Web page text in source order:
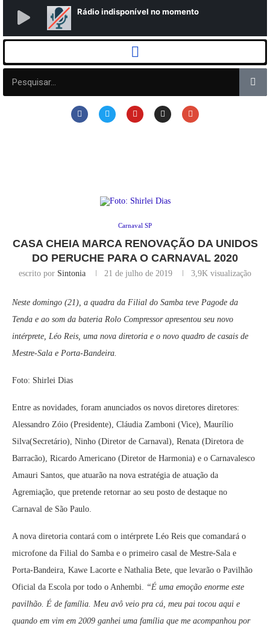
Carnaval SP
CASA CHEIA MARCA RENOVAÇÃO DA UNIDOS
DO PERUCHE PARA O CARNAVAL 2020
escrito por Sintonia 21 de julho de 2019 3,9K visualização
Neste domingo (21), a quadra da Filial do Samba teve Pagode da
Tenda e ao som da bateria Rolo Compressor apresentou seu novo
intérprete, Léo Reis, uma nova diretoria e o novo quadro de casais de
Mestre-Sala e Porta-Bandeira.
Foto: Shirlei Dias
Entre as novidades, foram anunciados os novos diretores diretores:
Alessandro Zóio (Presidente), Cláudia Zamboni (Vice), Maurílio
Silva(Secretário), Ninho (Diretor de Carnaval), Renata (Diretora de
Barracão), Ricardo Americano (Diretor de Harmonia) e o Carnavalesco
Amauri Santos, que atuarão na nova estratégia de atuação da
Agremiação, que pretende retornar ao seu posto de destaque no
Carnaval de São Paulo.
A nova diretoria contará com o intérprete Léo Reis que comandará o
microfone da Filial do Samba e o primeiro casal de Mestre-Sala e
Porta-Bandeira, Kawe Lacorte e Nathalia Bete, que levarão o Pavilhão
Oficial da Escola por todo o Anhembi. “É uma emoção enorme este
pavilhão. É de família. Meu avô veio pra cá, meu pai tocou aqui e
quando em vim em 2009 ganhei uma família que me acompanhou por